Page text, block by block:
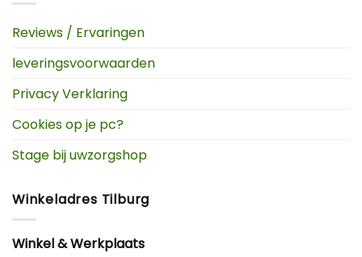
Reviews / Ervaringen
leveringsvoorwaarden
Privacy Verklaring
Cookies op je pc?
Stage bij uwzorgshop
Winkeladres Tilburg
Winkel & Werkplaats